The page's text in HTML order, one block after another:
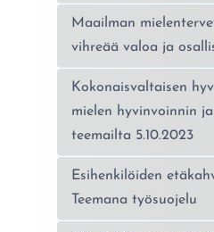
Maailman
vihreää valoa ja
Kokonaisvaltaisen
mielen hyvinvoinnin
teemailta 5.10.2023
Esihenkilöiden
Teemana työsuojelu